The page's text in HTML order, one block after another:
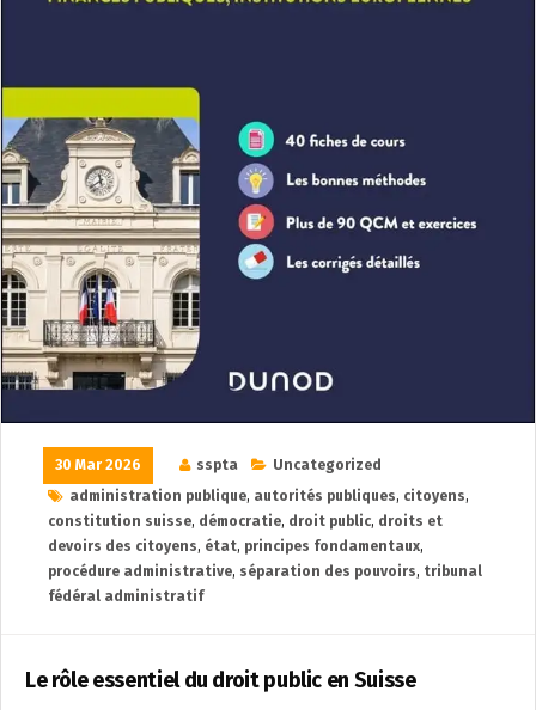
30 Mar 2026 sspta
Uncategorized
administration publique, autorités publiques, citoyens,
constitution suisse, démocratie, droit public, droits et
devoirs des citoyens, état, principes fondamentaux,
procédure administrative, séparation des pouvoirs, tribunal
fédéral administratif
Le rôle essentiel du droit public en Suisse